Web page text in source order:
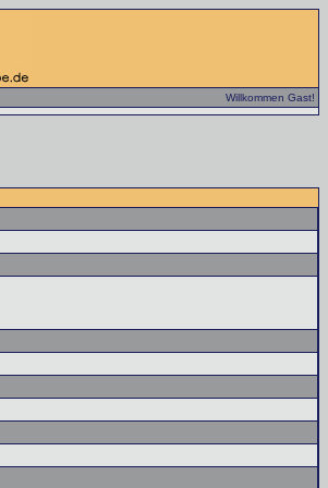
Willkommen Gast!